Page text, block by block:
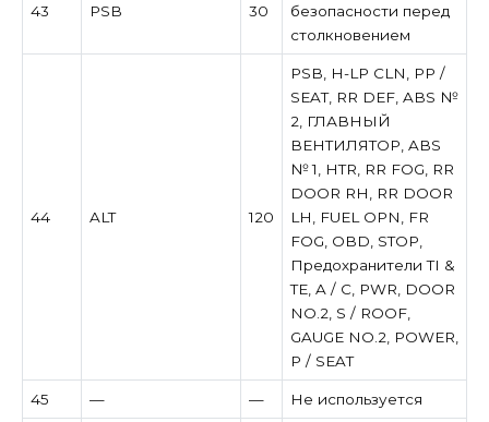
43 PSB 30
безопасности перед
столкновением
44 ALT 120
PSB, H-LP CLN, PP /
SEAT, RR DEF, ABS №
2, ГЛАВНЫЙ
ВЕНТИЛЯТОР, ABS
№ 1, HTR, RR FOG, RR
DOOR RH, RR DOOR
LH, FUEL OPN, FR
FOG, OBD, STOP,
Предохранители TI &
TE, A / C, PWR, DOOR
NO.2, S / ROOF,
GAUGE NO.2, POWER,
P / SEAT
45 — — Не используется